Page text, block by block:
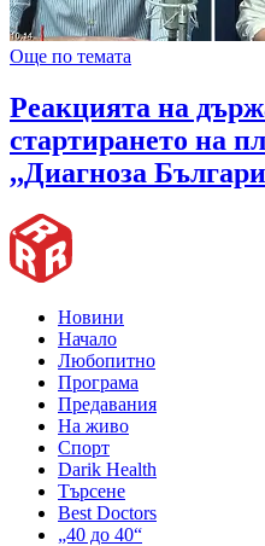
Още по темата
Реакцията на
стартирането на
,,Диагноза
Новини
Начало
Любопитно
Програма
Предавания
На живо
Спорт
Darik Health
Търсене
Best Doctors
„40 до 40“